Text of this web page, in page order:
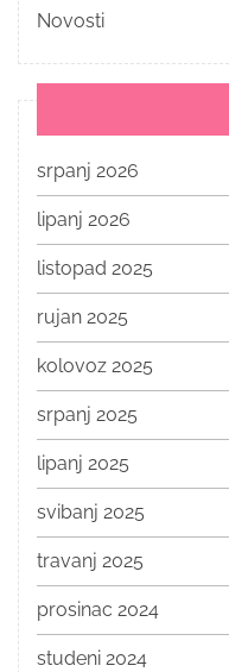
Novosti
srpanj 2026
lipanj 2026
listopad 2025
rujan 2025
kolovoz 2025
srpanj 2025
lipanj 2025
svibanj 2025
travanj 2025
prosinac 2024
studeni 2024